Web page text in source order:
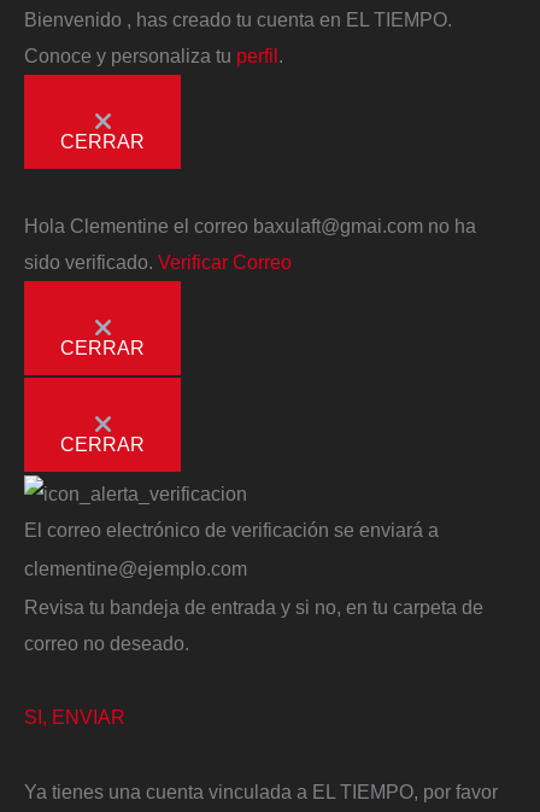
Bienvenido
, has creado tu cuenta en EL TIEMPO.
Conoce y personaliza tu perfil
CERRAR
Hola Clementine el correo baxulaft@gmai.com no ha
sido verificado. Verificar Correo
CERRAR
CERRAR
El correo electrónico de verificación se enviará a
clementine@ejemplo.com
Revisa tu bandeja de entrada y si no, en tu carpeta de
correo no deseado.
SI, ENVIAR
Ya tienes una cuenta vinculada a EL TIEMPO, por favor